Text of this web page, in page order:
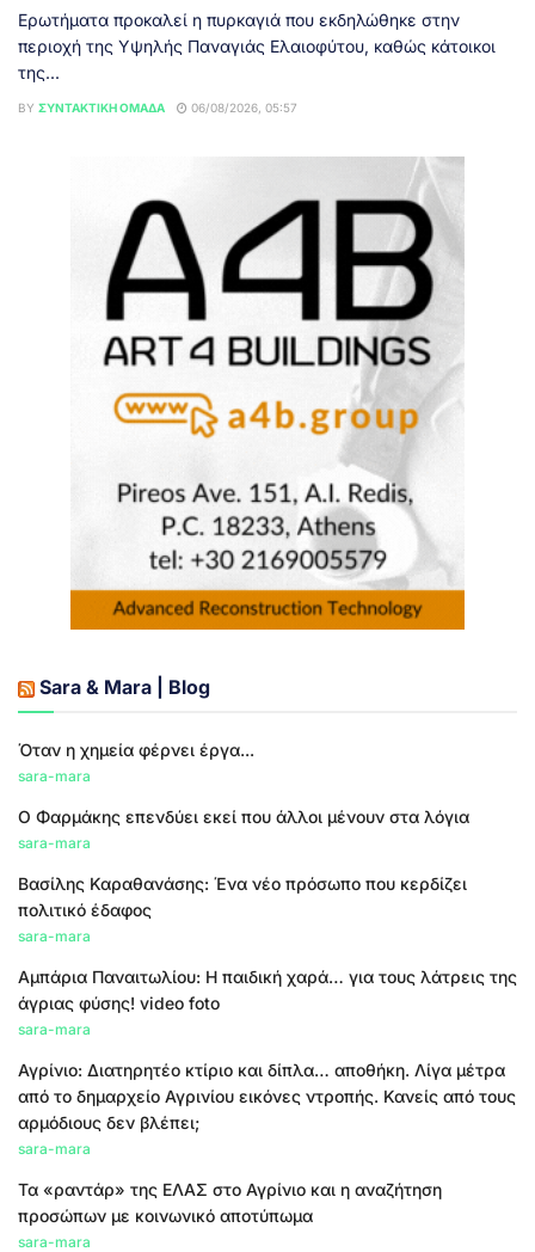
Ερωτήματα προκαλεί η πυρκαγιά που εκδηλώθηκε στην
περιοχή της Υψηλής Παναγιάς Ελαιοφύτου, καθώς κάτοικοι
της...
BY ΣΥΝΤΑΚΤΙΚΉ ΟΜΆΔΑ 06/08/2026, 05:57
Sara & Mara | Blog
Όταν η χημεία φέρνει έργα...
sara-mara
Ο Φαρμάκης επενδύει εκεί που άλλοι μένουν στα λόγια
sara-mara
Βασίλης Καραθανάσης: Ένα νέο πρόσωπο που κερδίζει
πολιτικό έδαφος
sara-mara
Αμπάρια Παναιτωλίου: Η παιδική χαρά… για τους λάτρεις της
άγριας φύσης! video foto
sara-mara
Αγρίνιο: Διατηρητέο κτίριο και δίπλα… αποθήκη. Λίγα μέτρα
από το δημαρχείο Αγρινίου εικόνες ντροπής. Κανείς από τους
αρμόδιους δεν βλέπει;
sara-mara
Τα «ραντάρ» της ΕΛΑΣ στο Αγρίνιο και η αναζήτηση
προσώπων με κοινωνικό αποτύπωμα
sara-mara